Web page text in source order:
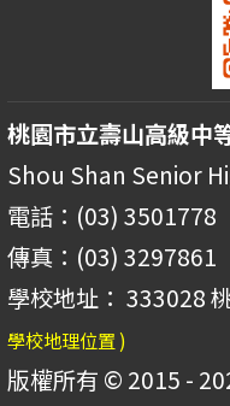
桃園市立壽山高級中
Shou Shan Senior
電話：(03) 3501778
傳真：(03) 3297861
學校地址： 333028
學校地理位置 )
版權所有 © 2015 -